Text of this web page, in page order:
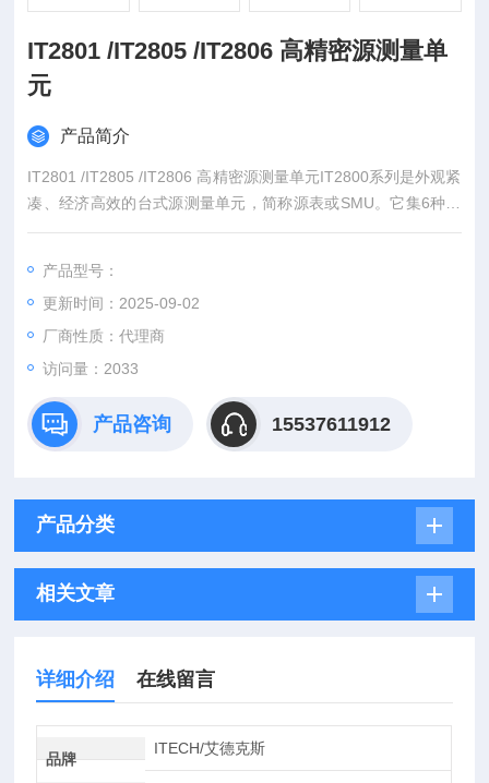
IT2801 /IT2805 /IT2806 高精密源测量单
元
产品简介
IT2801 /IT2805 /IT2806 高精密源测量单元IT2800系列是外观紧
凑、经济高效的台式源测量单元，简称源表或SMU。它集6种设
备功能于一体，综合了四象限电压源，电流源，6位半数字万用
器件IV特性测试的理想选择。全系列覆盖了10fA到10A的电流范
围以及100nV到1000V的电压范围。
产品型号：
更新时间：2025-09-02
厂商性质：代理商
访问量：2033
产品咨询 15537611912
产品分类
相关文章
详细介绍 在线留言
品牌
ITECH/艾德克斯